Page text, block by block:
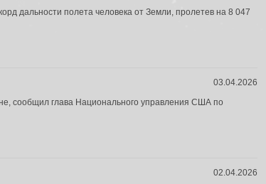
дальности полета человека от Земли, пролетев на 8 047
03.04.2026
сообщил глава Национального управления США по
02.04.2026